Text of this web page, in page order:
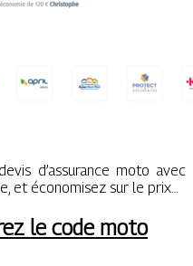
d’assurance moto avec
et économisez sur le prix…
le code moto